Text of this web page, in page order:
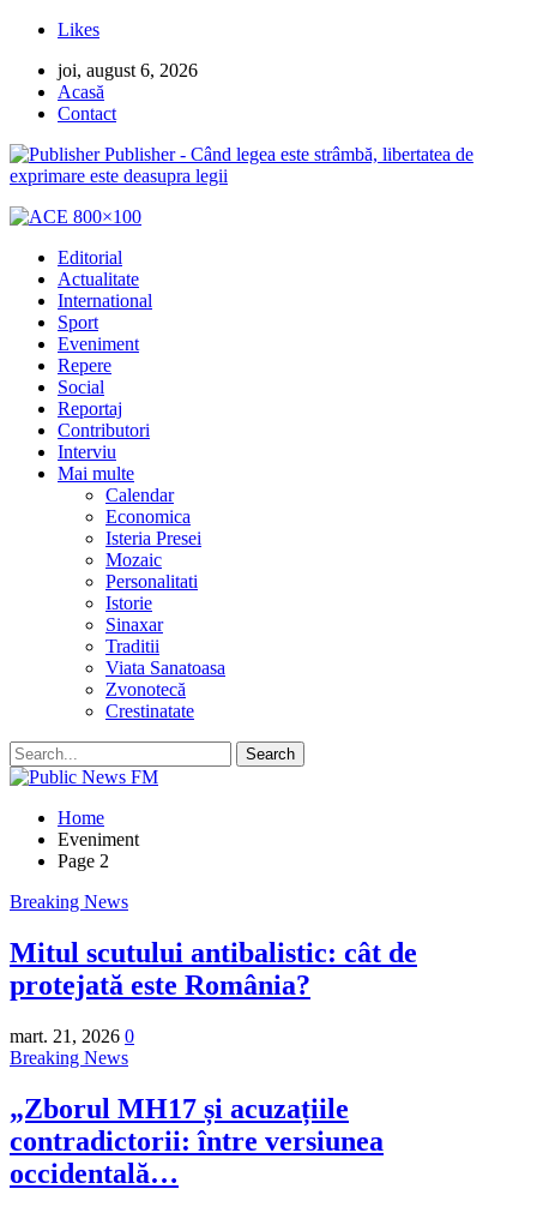
Likes
joi, august 6, 2026
Acasă
Contact
Publisher - Când legea este strâmbă, libertatea de
exprimare este deasupra legii
Editorial
Actualitate
International
Sport
Eveniment
Repere
Social
Reportaj
Contributori
Interviu
Mai multe
Calendar
Economica
Isteria Presei
Mozaic
Personalitati
Istorie
Sinaxar
Traditii
Viata Sanatoasa
Zvonotecă
Crestinatate
Home
Eveniment
Page 2
Breaking News
Mitul scutului antibalistic: cât de
protejată este România?
mart. 21, 2026 0
Breaking News
„Zborul MH17 și acuzațiile
contradictorii: între versiunea
occidentală…